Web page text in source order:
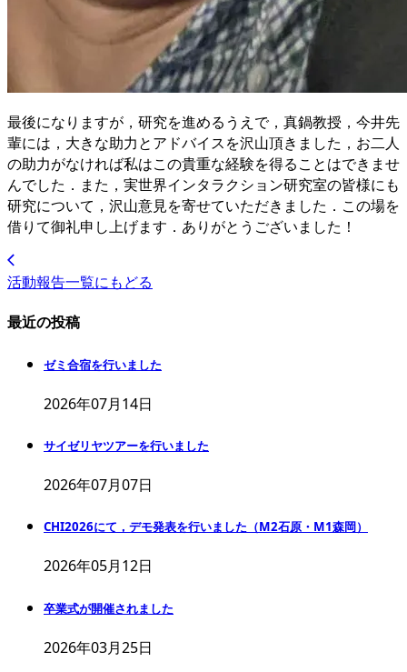
最後になりますが，研究を進めるうえで，真鍋教授，今井先
輩には，大きな助力とアドバイスを沢山頂きました，お二人
の助力がなければ私はこの貴重な経験を得ることはできませ
んでした．また，実世界インタラクション研究室の皆様にも
研究について，沢山意見を寄せていただきました．この場を
借りて御礼申し上げます．ありがとうございました！
活動報告一覧にもどる
最近の投稿
ゼミ合宿を行いました
2026年07月14日
サイゼリヤツアーを行いました
2026年07月07日
CHI2026にて，デモ発表を行いました（M2石原・M1森岡）
2026年05月12日
卒業式が開催されました
2026年03月25日